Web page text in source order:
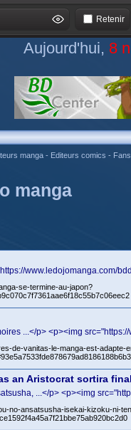
Retenir
Aujourd'hui, 8
manga - Editeurs comics -
manga
www.ledojomanga.com/
se-termine-au-japon?
...</p> <p><img
de-vanitas-le-manga-est-adapte-
an Aristocrat sortira
...</p> <p><img
no-ansatsusha-isekai-kizoku-ni-